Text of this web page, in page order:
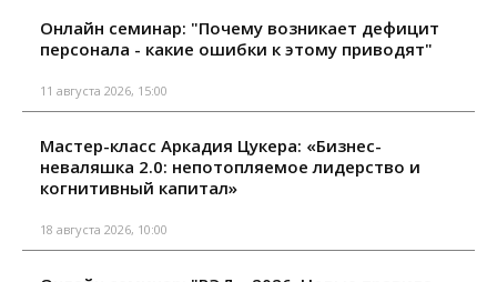
Онлайн семинар: "Почему возникает дефицит
персонала - какие ошибки к этому приводят"
11 августа 2026, 15:00
Мастер-класс Аркадия Цукера: «Бизнес-
неваляшка 2.0: непотопляемое лидерство и
когнитивный капитал»
18 августа 2026, 10:00